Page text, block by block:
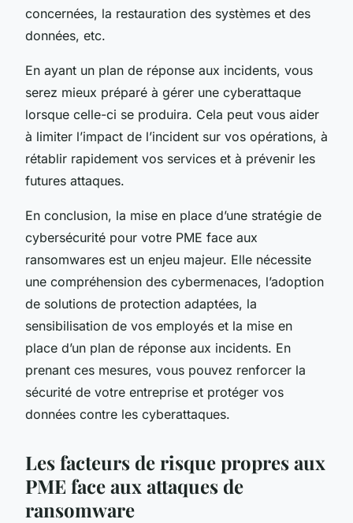
concernées, la restauration des systèmes et des
données, etc.
En ayant un plan de réponse aux incidents, vous
serez mieux préparé à gérer une cyberattaque
lorsque celle-ci se produira. Cela peut vous aider
à limiter l’impact de l’incident sur vos opérations, à
rétablir rapidement vos services et à prévenir les
futures attaques.
En conclusion, la mise en place d’une stratégie de
cybersécurité pour votre PME face aux
ransomwares est un enjeu majeur. Elle nécessite
une compréhension des cybermenaces, l’adoption
de solutions de protection adaptées, la
sensibilisation de vos employés et la mise en
place d’un plan de réponse aux incidents. En
prenant ces mesures, vous pouvez renforcer la
sécurité de votre entreprise et protéger vos
données contre les cyberattaques.
Les facteurs de risque propres aux
PME face aux attaques de
ransomware